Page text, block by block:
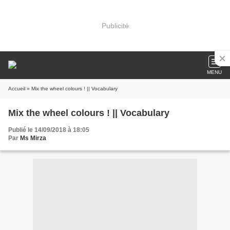
Publicité
MENU
Accueil » Mix the wheel colours ! || Vocabulary
Mix the wheel colours ! || Vocabulary
Publié le 14/09/2018 à 18:05
Par Ms Mirza